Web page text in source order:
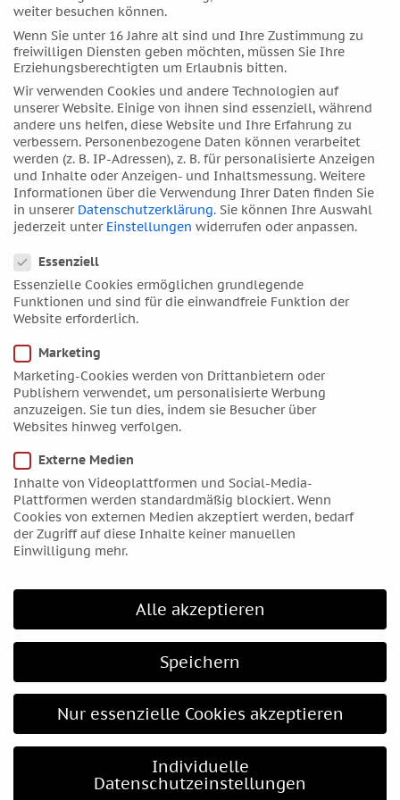
November 2022
Oktober 2022
September 2022
August 2022
Juli 2022
Juni 2022
Mai 2022
April 2022
März 2022
Februar 2022
Januar 2022
Dezember 2021
Oktober 2021
September 2021
August 2021
Juli 2021
Juni 2021
Mai 2021
April 2021
März 2021
Februar 2021
Januar 2021
August 2020
weiter besuchen können.
Wenn Sie unter 16 Jahre alt sind und Ihre Zustimmung zu
freiwilligen Diensten geben möchten, müssen Sie Ihre
Erziehungsberechtigten um Erlaubnis bitten.
Wir verwenden Cookies und andere Technologien auf
unserer Website. Einige von ihnen sind essenziell, während
andere uns helfen, diese Website und Ihre Erfahrung zu
verbessern. Personenbezogene Daten können verarbeitet
werden (z. B. IP-Adressen), z. B. für personalisierte Anzeigen
und Inhalte oder Anzeigen- und Inhaltsmessung. Weitere
Informationen über die Verwendung Ihrer Daten finden Sie
in unserer Datenschutzerklärung. Sie können Ihre Auswahl
jederzeit unter Einstellungen widerrufen oder anpassen.
Essenziell
Essenzielle Cookies ermöglichen grundlegende
Funktionen und sind für die einwandfreie Funktion der
Website erforderlich.
Marketing
Marketing-Cookies werden von Drittanbietern oder
Publishern verwendet, um personalisierte Werbung
anzuzeigen. Sie tun dies, indem sie Besucher über
Websites hinweg verfolgen.
Externe Medien
Inhalte von Videoplattformen und Social-Media-
Plattformen werden standardmäßig blockiert. Wenn
Cookies von externen Medien akzeptiert werden, bedarf
der Zugriff auf diese Inhalte keiner manuellen
Einwilligung mehr.
Alle akzeptieren
Speichern
Nur essenzielle Cookies akzeptieren
Individuelle
Datenschutzeinstellungen